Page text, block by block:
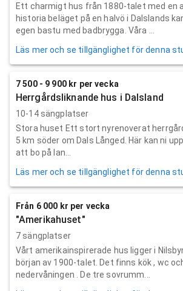
Ett charmigt hus från 1880-talet med en
historia beläget på en halvö i Dalslands
egen bastu med badbrygga. Våra ...
Läs mer och se tillgänglighet för denna
7 500 - 9 900 kr per vecka
Herrgårdsliknande hus i Dalsland
10-14 sängplatser
Stora huset Ett stort nyrenoverat
5 km söder om Dals Långed. Här kan ni
att bo på lan...
Läs mer och se tillgänglighet för denna
Från 6 000 kr per vecka
"Amerikahuset"
7 sängplatser
Vårt amerikainspirerade hus ligger i
början av 1900-talet. Det finns kök , wc
nedervåningen . De tre sovrumm...